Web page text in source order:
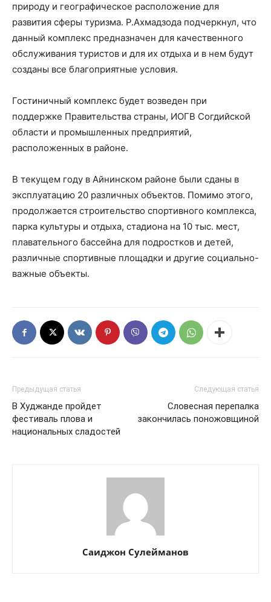
природу и географическое расположение для
развития сферы туризма. Р.Ахмадзода подчеркнул, что
данный комплекс предназначен для качественного
обслуживания туристов и для их отдыха и в нем будут
созданы все благоприятные условия.
Гостиничный комплекс будет возведен при
поддержке Правительства страны, ИОГВ Согдийской
области и промышленных предприятий,
расположенных в районе.
В текущем году в Айнинском районе были сданы в
эксплуатацию 20 различных объектов. Помимо этого,
продолжается строительство спортивного комплекса,
парка культуры и отдыха, стадиона на 10 тыс. мест,
плавательного бассейна для подростков и детей,
различные спортивные площадки и другие социально-
важные объекты.
Предыдущая статья
В Худжанде пройдет
фестиваль плова и
национальных сладостей
Следующая статья
Словесная перепалка
закончилась поножовщиной
Саиджон Сулейманов